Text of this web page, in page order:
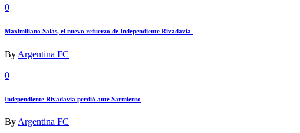
0
Maximiliano Salas, el nuevo refuerzo de Independiente Rivadavia
By Argentina FC
0
Independiente Rivadavia perdió ante Sarmiento
ByArgentina FC